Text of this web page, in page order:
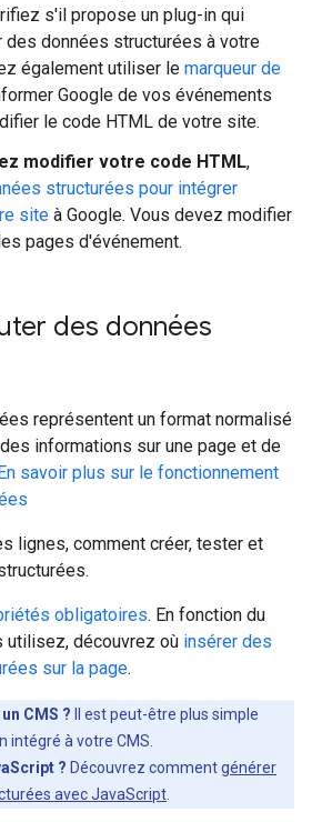
s'il propose un plug-in qui
des données structurées à votre
également utiliser le marqueur de
Google de vos événements
le code HTML de votre site.
modifier votre code HTML,
structurées pour intégrer
site à Google. Vous devez modifier
pages d'événement.
des données
représentent un format normalisé
informations sur une page et de
savoir plus sur le fonctionnement
lignes, comment créer, tester et
obligatoires. En fonction du
utilisez, découvrez où insérer des
sur la page.
CMS ? Il est peut-être plus simple
intégré à votre CMS.
? Découvrez commentgénérer
avec JavaScript